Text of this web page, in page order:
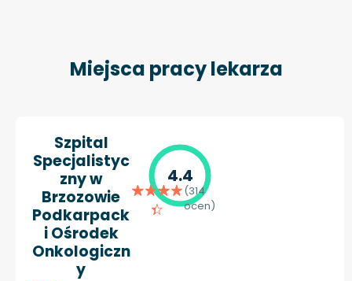
Miejsca pracy lekarza
Szpital
Specjalistyc
zny w
Brzozowie
Podkarpack
i Ośrodek
Onkologiczn
y
4.4
(314
ocen)